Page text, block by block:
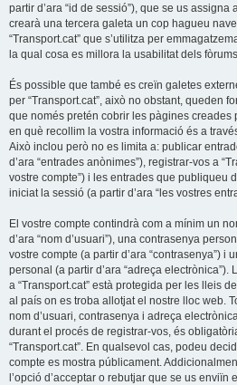
partir d’ara “id de sessió”), que se us
crearà una tercera galeta un cop hagueu
“Transport.cat” que s’utilitza per
la qual cosa es millora la usabilitat dels fòrums.
És possible que també es creïn galetes
per “Transport.cat”, això no obstant, queden
que només pretén cobrir les pàgines creades
en què recollim la vostra informació és a
Això inclou però no es limita a: publicar
d’ara “entrades anònimes”), registrar-vos a
vostre compte”) i les entrades que publiqueu
iniciat la sessió (a partir d’ara “les vostres
El vostre compte contindrà com a mínim un
d’ara “nom d’usuari”), una contrasenya
vostre compte (a partir d’ara “contrasenya”) i
personal (a partir d’ara “adreça electrònica”).
a “Transport.cat” està protegida per les lleis
al país on es troba allotjat el nostre lloc web.
nom d’usuari, contrasenya i adreça
durant el procés de registrar-vos, és
“Transport.cat”. En qualsevol cas, podeu
compte es mostra públicament.
l’opció d’acceptar o rebutjar que se us enviïn